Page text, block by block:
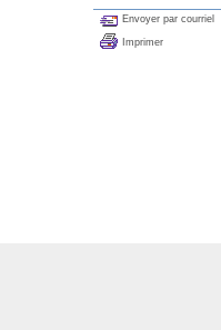
Envoyer par courriel
Imprimer